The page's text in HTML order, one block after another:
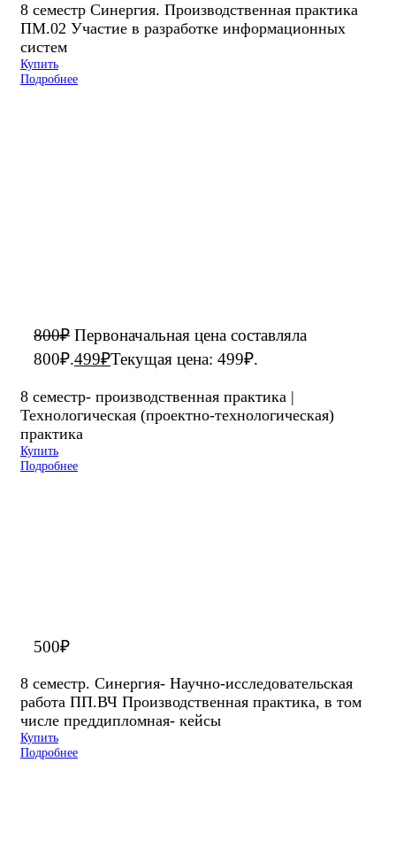
8 семестр Синергия. Производственная практика
ПМ.02 Участие в разработке информационных
систем
Купить
Подробнее
800₽ Первоначальная цена составляла
800₽.499₽Текущая цена: 499₽.
8 семестр- производственная практика |
Технологическая (проектно-технологическая)
практика
Купить
Подробнее
500₽
8 семестр. Синергия- Научно-исследовательская
работа ПП.ВЧ Производственная практика, в том
числе преддипломная- кейсы
Купить
Подробнее